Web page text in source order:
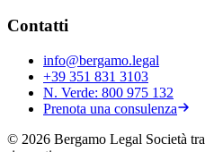
Contatti
info@bergamo.legal
+39 351 831 3103
N. Verde: 800 975 132
Prenota una consulenza
© 2026 Bergamo Legal Società